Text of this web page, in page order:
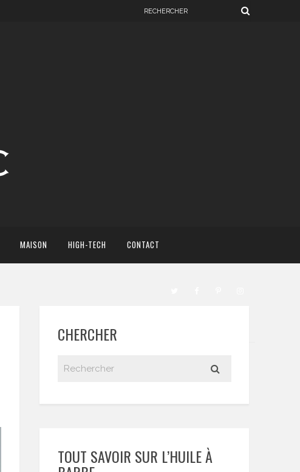
MAISON HIGH-TECH CONTACT
CHERCHER
TOUT SAVOIR SUR L’HUILE À